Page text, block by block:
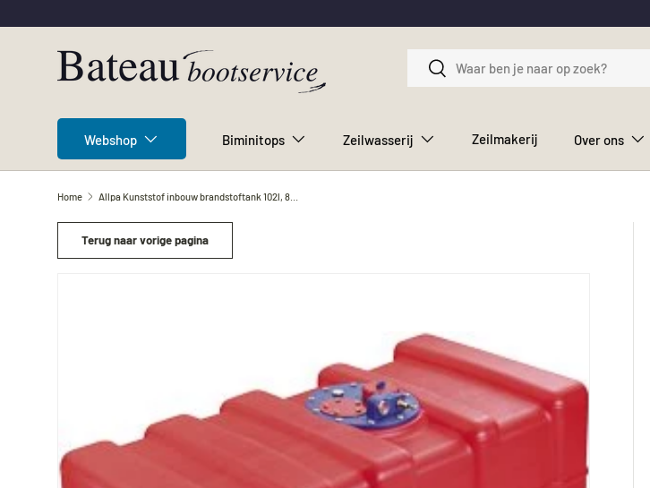
Ga naar inhoud
Zoeken
Zoeken
Webshop Biminitops Zeilwasserij Zeilmakerij Over ons
Home Allpa Kunststof inbouw brandstoftank 102l, 800x400x400mm met flensplaat
Terug naar vorige pagina